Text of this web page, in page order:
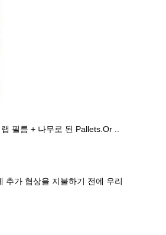
필름 + 나무로 된 Pallets.Or ..
추가 협상을 지불하기 전에 우리